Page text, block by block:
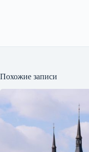
Похожие записи